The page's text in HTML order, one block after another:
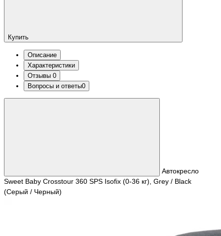
Купить
Описание
Характеристики
Отзывы 0
Вопросы и ответы0
Автокресло
Sweet Baby Crosstour 360 SPS Isofix (0-36 кг), Grey / Black
(Серый / Черный)